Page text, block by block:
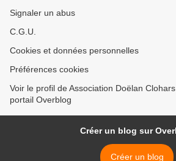
Signaler un abus
C.G.U.
Cookies et données personnelles
Préférences cookies
Voir le profil de Association Doëlan
portail Overblog
Créer un blog sur
Créer un blog